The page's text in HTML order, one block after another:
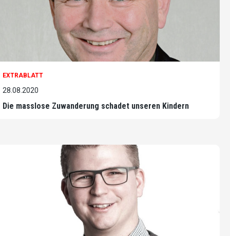
EXTRABLATT
28.08.2020
Die masslose Zuwanderung schadet unseren Kindern